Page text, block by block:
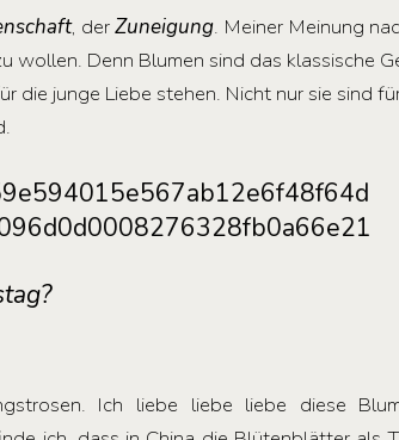
, derZuneigung. Meiner Meinung
wollen. Denn Blumen sind das klassische
die junge Liebe stehen. Nicht nur sie sind
Ich liebe liebe liebe diese